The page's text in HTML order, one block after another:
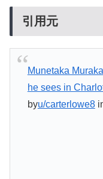
引用元
Munetaka
he sees in
byu/carterlowe8